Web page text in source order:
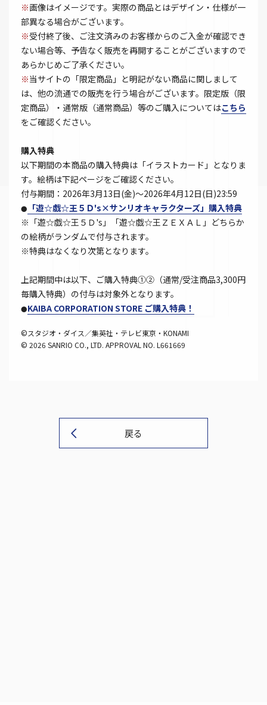
※画像はイメージです。実際の商品とはデザイン・仕様が一
部異なる場合がございます。
※受付終了後、ご注文済みのお客様からのご入金が確認でき
ない場合等、予告なく販売を再開することがございますので
あらかじめご了承ください。
※当サイトの「限定商品」と明記がない商品に関しまして
は、他の流通での販売を行う場合がございます。限定版（限
定商品）・通常版（通常商品）等のご購入についてはこちら
をご確認ください。
購入特典
以下期間の本商品の購入特典は「イラストカード」となりま
す。絵柄は下記ページをご確認ください。
付与期間：2026年3月13日(金)～2026年4月12日(日)23:59
●
「遊☆戯☆王５Ｄ's×サンリオキャラクターズ」購入特典
※「遊☆戯☆王５Ｄ's」「遊☆戯☆王ＺＥＸＡＬ」どちらか
の絵柄がランダムで付与されます。
※特典はなくなり次第となります。
上記期間中は以下、ご購入特典①②（通常/受注商品3,300円
毎購入特典）の付与は対象外となります。
●KAIBA CORPORATION STORE ご購入特典！
©スタジオ・ダイス／集英社・テレビ東京・KONAMI
© 2026 SANRIO CO., LTD. APPROVAL NO. L661669
戻る